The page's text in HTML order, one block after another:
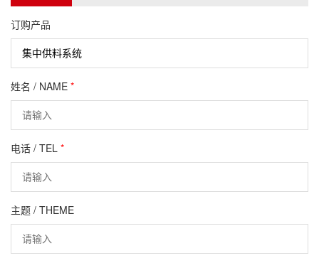
订购产品
姓名 / NAME *
电话 / TEL *
主题 / THEME